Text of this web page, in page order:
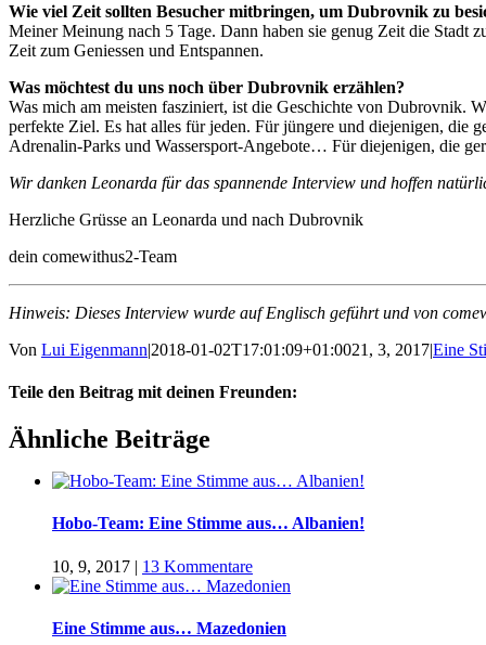
Wie viel Zeit sollten Besucher mitbringen, um Dubrovnik zu
Meiner Meinung nach 5 Tage. Dann haben sie genug Zeit die Stadt
Zeit zum Geniessen und Entspannen.
Was möchtest du uns noch über Dubrovnik erzählen?
Was mich am meisten fasziniert, ist die Geschichte von Dubrovnik.
perfekte Ziel. Es hat alles für jeden. Für jüngere und diejenigen, die
Adrenalin-Parks und Wassersport-Angebote… Für diejenigen, die
Wir danken Leonarda für das spannende Interview und hoffen
Herzliche Grüsse an Leonarda und nach Dubrovnik
dein comewithus2-Team
Hinweis: Dieses Interview wurde auf Englisch geführt und von
Von Lui Eigenmann|2018-01-02T17:01:09+01:0021, 3, 2017|Eine
Teile den Beitrag mit deinen Freunden:
Facebook
Twitter
LinkedIn
Google+
Pinterest
Email
Ähnliche Beiträge
Hobo-Team: Eine Stimme aus… Albanien!
10, 9, 2017 | 13 Kommentare
Eine Stimme aus… Mazedonien